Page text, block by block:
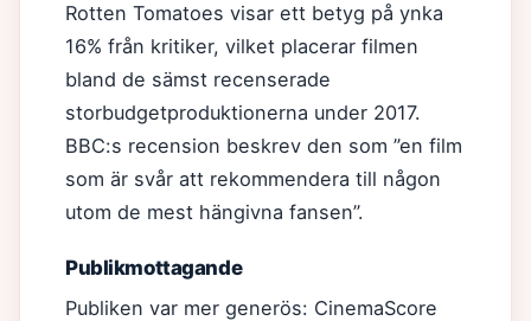
Rotten Tomatoes visar ett betyg på ynka
16% från kritiker, vilket placerar filmen
bland de sämst recenserade
storbudgetproduktionerna under 2017.
BBC:s recension beskrev den som ”en film
som är svår att rekommendera till någon
utom de mest hängivna fansen”.
Publikmottagande
Publiken var mer generös: CinemaScore